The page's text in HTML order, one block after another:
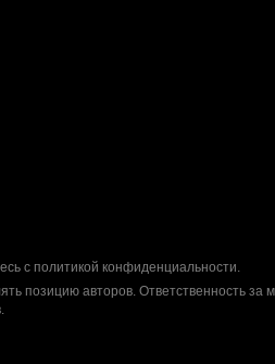
с политикой конфиденциальности.
позицию авторов. Ответственность за